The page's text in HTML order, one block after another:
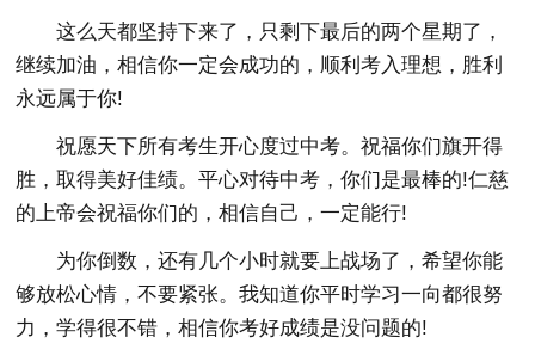
这么天都坚持下来了，只剩下最后的两个星期了，
继续加油，相信你一定会成功的，顺利考入理想，胜利
永远属于你!
祝愿天下所有考生开心度过中考。祝福你们旗开得
胜，取得美好佳绩。平心对待中考，你们是最棒的!仁慈
的上帝会祝福你们的，相信自己，一定能行!
为你倒数，还有几个小时就要上战场了，希望你能
够放松心情，不要紧张。我知道你平时学习一向都很努
力，学得很不错，相信你考好成绩是没问题的!